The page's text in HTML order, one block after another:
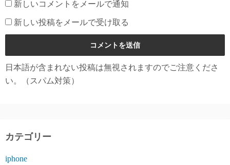
新しいコメントをメールで通知
新しい投稿をメールで受け取る
日本語が含まれない投稿は無視されますのでご注意くださ
い。（スパム対策）
カテゴリー
iphone